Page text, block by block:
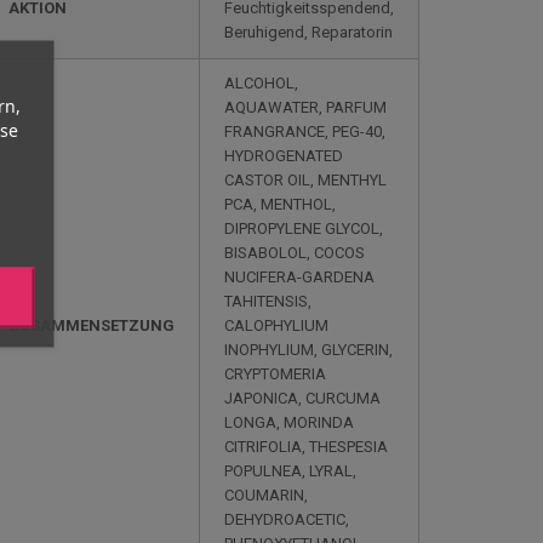
AKTION
Feuchtigkeitsspendend,
Beruhigend, Reparatorin
ZUSAMMENSETZUNG
ALCOHOL,
AQUAWATER, PARFUM
FRANGRANCE, PEG-40,
HYDROGENATED
CASTOR OIL, MENTHYL
PCA, MENTHOL,
DIPROPYLENE GLYCOL,
BISABOLOL, COCOS
NUCIFERA-GARDENA
TAHITENSIS,
CALOPHYLIUM
INOPHYLIUM, GLYCERIN,
CRYPTOMERIA
JAPONICA, CURCUMA
LONGA, MORINDA
CITRIFOLIA, THESPESIA
POPULNEA, LYRAL,
COUMARIN,
DEHYDROACETIC,